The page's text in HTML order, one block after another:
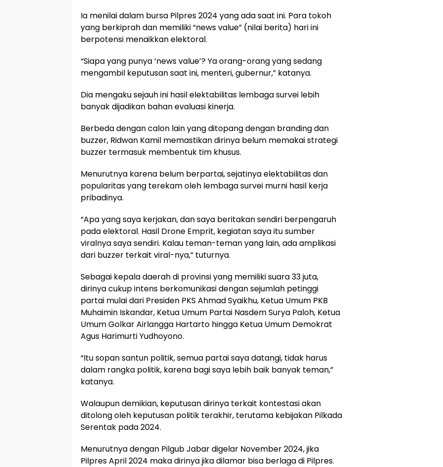
Ia menilai dalam bursa Pilpres 2024 yang ada saat ini. Para tokoh
yang berkiprah dan memiliki “news value” (nilai berita) hari ini
berpotensi menaikkan elektoral.
“Siapa yang punya ‘news value’? Ya orang-orang yang sedang
mengambil keputusan saat ini, menteri, gubernur,” katanya.
Dia mengaku sejauh ini hasil elektabilitas lembaga survei lebih
banyak dijadikan bahan evaluasi kinerja.
Berbeda dengan calon lain yang ditopang dengan branding dan
buzzer, Ridwan Kamil memastikan dirinya belum memakai strategi
buzzer termasuk membentuk tim khusus.
Menurutnya karena belum berpartai, sejatinya elektabilitas dan
popularitas yang terekam oleh lembaga survei murni hasil kerja
pribadinya.
“Apa yang saya kerjakan, dan saya beritakan sendiri berpengaruh
pada elektoral. Hasil Drone Emprit, kegiatan saya itu sumber
viralnya saya sendiri. Kalau teman-teman yang lain, ada amplikasi
dari buzzer terkait viral-nya,” tuturnya.
Sebagai kepala daerah di provinsi yang memiliki suara 33 juta,
dirinya cukup intens berkomunikasi dengan sejumlah petinggi
partai mulai dari Presiden PKS Ahmad Syaikhu, Ketua Umum PKB
Muhaimin Iskandar, Ketua Umum Partai Nasdem Surya Paloh, Ketua
Umum Golkar Airlangga Hartarto hingga Ketua Umum Demokrat
Agus Harimurti Yudhoyono.
“Itu sopan santun politik, semua partai saya datangi, tidak harus
dalam rangka politik, karena bagi saya lebih baik banyak teman,”
katanya.
Walaupun demikian, keputusan dirinya terkait kontestasi akan
ditolong oleh keputusan politik terakhir, terutama kebijakan Pilkada
Serentak pada 2024.
Menurutnya dengan Pilgub Jabar digelar November 2024, jika
Pilpres April 2024 maka dirinya jika dilamar bisa berlaga di Pilpres.